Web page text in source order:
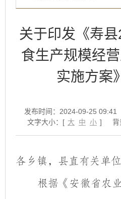
关于印发《寿
食生产规模经
实施方案
发布时间：2024-09-25 09:41
文字大小：[ 大 中 小 ] 背
各乡镇，县直有关单位
根据《安徽省农